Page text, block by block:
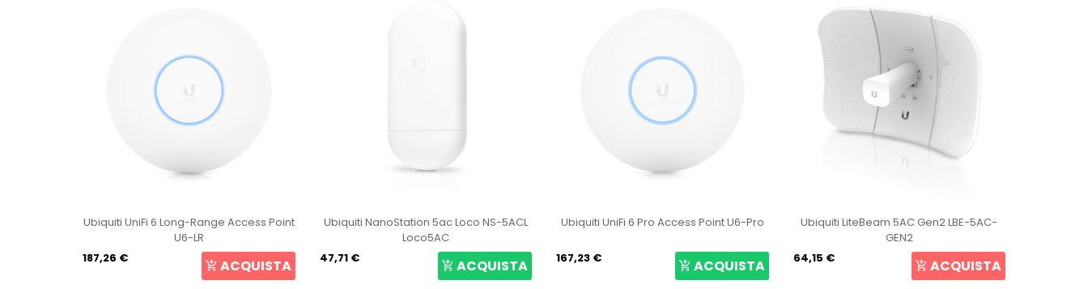
Range Access Point
ACQUISTA
Ubiquiti NanoStation 5ac Loco NS-5ACL
ACQUISTA
Ubiquiti UniFi 6 Pro Access Point U6-Pro
ACQUISTA
Ubiquiti LiteBeam 5AC Gen2 LBE-5AC-
ACQUISTA
Ubiquiti UniFi Access Point U6+
ACQUISTA